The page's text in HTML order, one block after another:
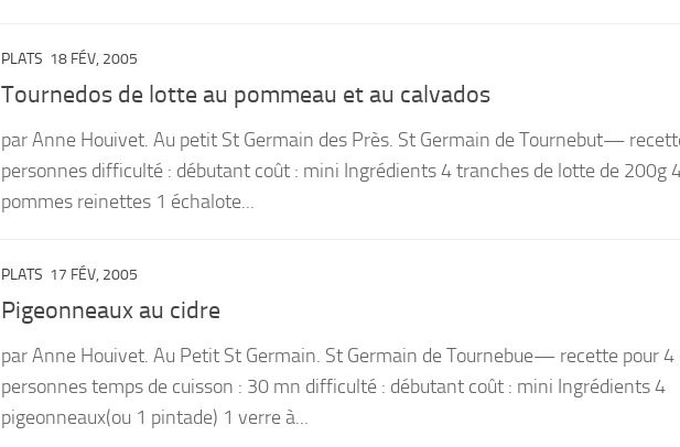
PLATS 18 FÉV, 2005
Tournedos de lotte au pommeau et au calvados
par Anne Houivet. Au petit St Germain des Près. St Germain de Tournebut—
personnes difficulté : débutant coût : mini Ingrédients 4 tranches de lotte de 200g
pommes reinettes 1 échalote...
PLATS 17 FÉV, 2005
Pigeonneaux au cidre
par Anne Houivet. Au Petit St Germain. St Germain de Tournebue— recette pour 4
personnes temps de cuisson : 30 mn difficulté : débutant coût : mini Ingrédients 4
pigeonneaux(ou 1 pintade) 1 verre à...